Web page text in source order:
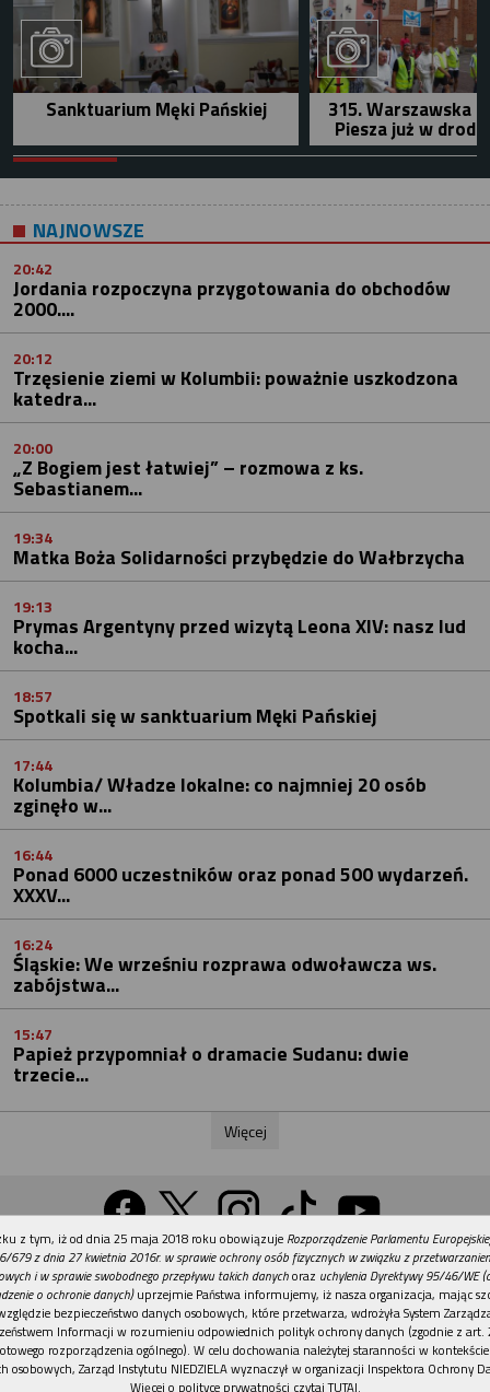
Sanktuarium Męki Pańskiej 315. Warszawska
Piesza już w
NAJNOWSZE
20:42
Jordania rozpoczyna przygotowania do obchodów
2000....
20:12
Trzęsienie ziemi w Kolumbii: poważnie uszkodzona
katedra...
20:00
„Z Bogiem jest łatwiej” – rozmowa z ks.
Sebastianem...
19:34
Matka Boża Solidarności przybędzie do Wałbrzycha
19:13
Prymas Argentyny przed wizytą Leona XIV: nasz lud
kocha...
18:57
Spotkali się w sanktuarium Męki Pańskiej
17:44
Kolumbia/ Władze lokalne: co najmniej 20 osób
zginęło w...
16:44
Ponad 6000 uczestników oraz ponad 500 wydarzeń.
XXXV...
16:24
Śląskie: We wrześniu rozprawa odwoławcza ws.
zabójstwa...
15:47
Papież przypomniał o dramacie Sudanu: dwie
trzecie...
Więcej
Wersja na komputer
Działy Tematy Kontakt Reklama
Patronaty
Polityka prywatności
REKLAMA
z tym, iż od dnia 25 maja 2018 roku obowiązuje Rozporządzenie Parlamentu
679 z dnia 27 kwietnia 2016r. w sprawie ochrony osób fizycznych w związku z
i w sprawie swobodnego przepływu takich danychoraz uchylenia Dyrektywy 95/46/WE
o ochronie danych)uprzejmie Państwa informujemy, iż nasza organizacja, mając
bezpieczeństwo danych osobowych, które przetwarza, wdrożyła System
Informacji w rozumieniu odpowiednich polityk ochrony danych (zgodnie z art.
rozporządzenia ogólnego). W celu dochowania należytej staranności w
osobowych, Zarząd Instytutu NIEDZIELA wyznaczył w organizacji Inspektora Ochrony
Więcej o polityce prywatności czytaj TUTAJ.